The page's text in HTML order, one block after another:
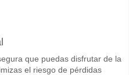
que puedas disfrutar de la
el riesgo de pérdidas